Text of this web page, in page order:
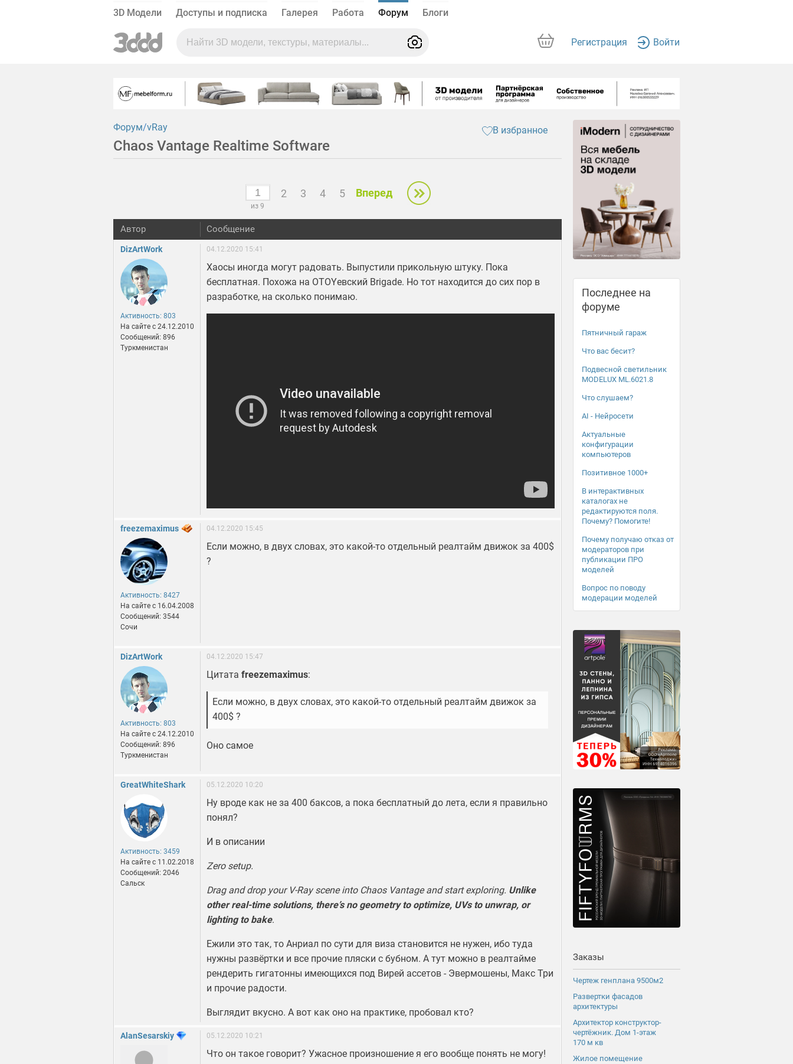
3D Модели Доступы и подписка Галерея Работа Форум Блоги
Регистрация Войти
Форум vRay В избранное
Chaos Vantage Realtime Software
из 9
2 3 4 5 Вперед
Автор Сообщение
DizArtWork
Активность: 803
На сайте c 24.12.2010
Сообщений: 896
Туркменистан
04.12.2020 15:41
Хаосы иногда могут радовать. Выпустили прикольную штуку. Пока
бесплатная. Похожа на OTOYевский Brigade. Но тот находится до сих пор в
разработке, на сколько понимаю.
freezemaximus
Активность: 8427
На сайте c 16.04.2008
Сообщений: 3544
Сочи
04.12.2020 15:45
Если можно, в двух словах, это какой-то отдельный реалтайм движок за 400$
?
DizArtWork
Активность: 803
На сайте c 24.12.2010
Сообщений: 896
Туркменистан
04.12.2020 15:47
Цитата freezemaximus:
Если можно, в двух словах, это какой-то отдельный реалтайм движок за
400$ ?
Оно самое
GreatWhiteShark
Активность: 3459
На сайте c 11.02.2018
Сообщений: 2046
Сальск
05.12.2020 10:20
Ну вроде как не за 400 баксов, а пока бесплатный до лета, если я правильно
понял?
И в описании
Zero setup.
Drag and drop your V-Ray scene into Chaos Vantage and start exploring. Unlike
other real-time solutions, there’s no geometry to optimize, UVs to unwrap, or
lighting to bake.
Ежили это так, то Анриал по сути для виза становится не нужен, ибо туда
нужны развёртки и все прочие пляски с бубном. А тут можно в реалтайме
рендерить гигатонны имеющихся под Вирей ассетов - Эвермошены, Макс Три
и прочие радости.
Выглядит вкусно. А вот как оно на практике, пробовал кто?
AlanSesarskiy 05.12.2020 10:21
Что он такое говорит? Ужасное произношение я его вообще понять не могу!
Последнее на
форуме
Пятничный гараж
Что вас бесит?
Подвесной светильник
MODELUX ML.6021.8
Что слушаем?
AI - Нейросети
Актуальные
конфигурации
компьютеров
Позитивное 1000+
В интерактивных
каталогах не
редактируются поля.
Почему? Помогите!
Почему получаю отказ от
модераторов при
публикации ПРО
моделей
Вопрос по поводу
модерации моделей
Заказы
Чертеж генплана 9500м2
Развертки фасадов
архитектуры
Архитектор конструктор-
чертёжник. Дом 1-этаж
170 м кв
Жилое помещение